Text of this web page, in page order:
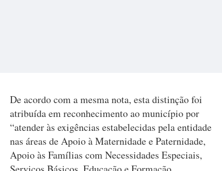
De acordo com a mesma nota, esta distinção foi
atribuída em reconhecimento ao município por
“atender às exigências estabelecidas pela entidade
nas áreas de Apoio à Maternidade e Paternidade,
Apoio às Famílias com Necessidades Especiais,